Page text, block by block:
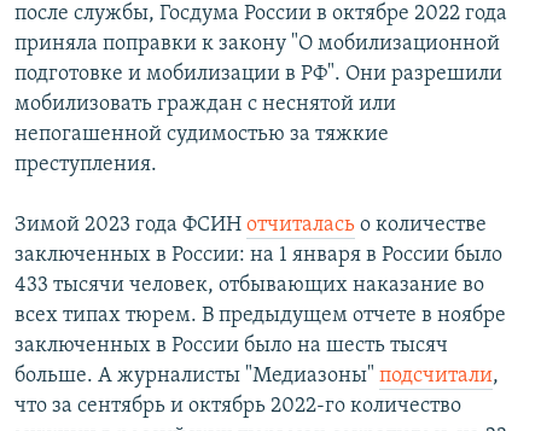
после службы, Госдума России в октябре 2022 года
приняла поправки к закону "О мобилизационной
подготовке и мобилизации в РФ". Они разрешили
мобилизовать граждан с неснятой или
непогашенной судимостью за тяжкие
преступления.
Зимой 2023 года ФСИН отчиталась о количестве
заключенных в России: на 1 января в России было
433 тысячи человек, отбывающих наказание во
всех типах тюрем. В предыдущем отчете в ноябре
заключенных в России было на шесть тысяч
больше. А журналисты "Медиазоны" подсчитали,
что за сентябрь и октябрь 2022-го количество